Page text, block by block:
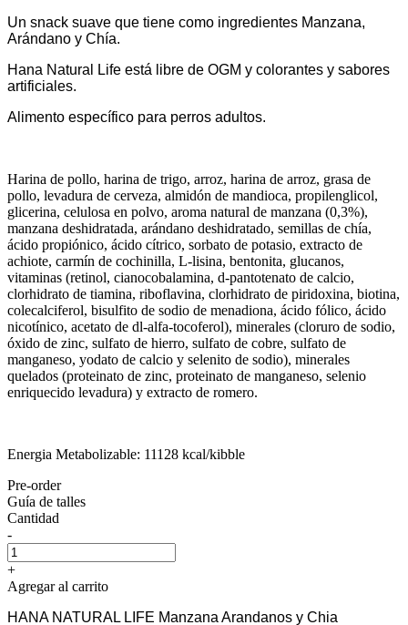
Un snack suave que tiene como ingredientes Manzana,
Arándano y Chía.
Hana Natural Life está libre de OGM y colorantes y sabores
artificiales.
Alimento específico para perros adultos.
Harina de pollo, harina de trigo, arroz, harina de arroz, grasa de
pollo, levadura de cerveza, almidón de mandioca, propilenglicol,
glicerina, celulosa en polvo, aroma natural de manzana (0,3%),
manzana deshidratada, arándano deshidratado, semillas de chía,
ácido propiónico, ácido cítrico, sorbato de potasio, extracto de
achiote, carmín de cochinilla, L-lisina, bentonita, glucanos,
vitaminas (retinol, cianocobalamina, d-pantotenato de calcio,
clorhidrato de tiamina, riboflavina, clorhidrato de piridoxina, biotina,
colecalciferol, bisulfito de sodio de menadiona, ácido fólico, ácido
nicotínico, acetato de dl-alfa-tocoferol), minerales (cloruro de sodio,
óxido de zinc, sulfato de hierro, sulfato de cobre, sulfato de
manganeso, yodato de calcio y selenito de sodio), minerales
quelados (proteinato de zinc, proteinato de manganeso, selenio
enriquecido levadura) y extracto de romero.
Energia Metabolizable: 11128 kcal/kibble
Pre-order
Guía de talles
Cantidad
-
+
Agregar al carrito
HANA NATURAL LIFE Manzana Arandanos y Chia